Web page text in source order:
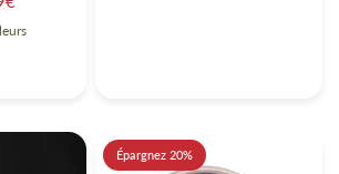
cerisier
Encre de nuit
Épargnez 20%